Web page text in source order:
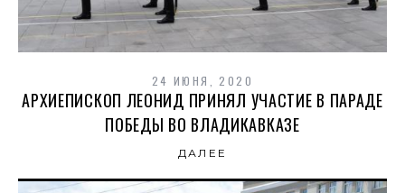
24 ИЮНЯ, 2020
АРХИЕПИСКОП ЛЕОНИД ПРИНЯЛ УЧАСТИЕ В ПАРАДЕ
ПОБЕДЫ ВО ВЛАДИКАВКАЗЕ
ДАЛЕЕ